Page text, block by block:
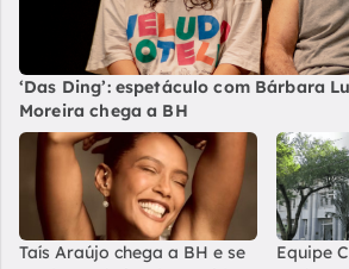
‘Das Ding’: espetáculo com Bárbara
Moreira chega a BH
Taís Araújo chega a BH e se
Equipe